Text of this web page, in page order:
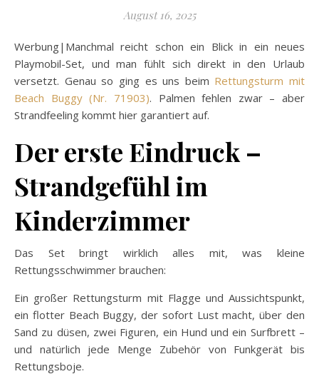
August 16, 2025
Werbung|Manchmal reicht schon ein Blick in ein neues
Playmobil-Set, und man fühlt sich direkt in den Urlaub
versetzt. Genau so ging es uns beim Rettungsturm mit
Beach Buggy (Nr. 71903). Palmen fehlen zwar – aber
Strandfeeling kommt hier garantiert auf.
Der erste Eindruck –
Strandgefühl im
Kinderzimmer
Das Set bringt wirklich alles mit, was kleine
Rettungsschwimmer brauchen:
Ein großer Rettungsturm mit Flagge und Aussichtspunkt,
ein flotter Beach Buggy, der sofort Lust macht, über den
Sand zu düsen, zwei Figuren, ein Hund und ein Surfbrett –
und natürlich jede Menge Zubehör von Funkgerät bis
Rettungsboje.